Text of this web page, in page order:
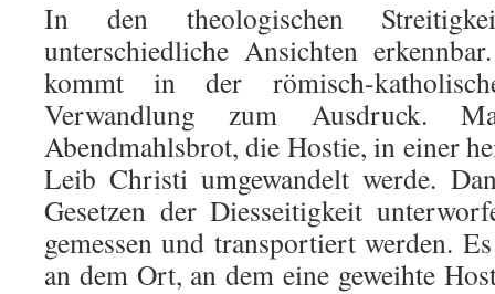
In den theologischen
unterschiedliche Ansichten
kommt in der römisch-
Verwandlung zum Ausdruck.
Abendmahlsbrot, die Hostie, in einer
Leib Christi umgewandelt werde.
Gesetzen der Diesseitigkeit
gemessen und transportiert werden.
an dem Ort, an dem eine geweihte